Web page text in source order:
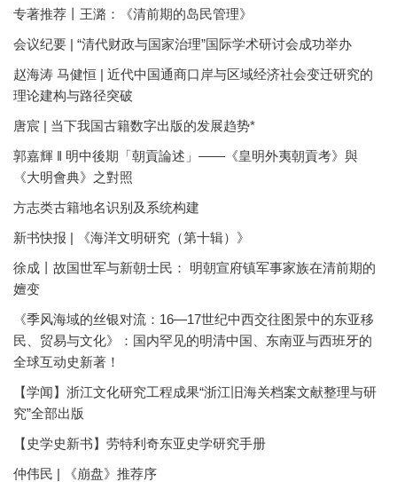
专著推荐丨王潞：《清前期的岛民管理》
会议纪要 | “清代财政与国家治理”国际学术研讨会成功举办
赵海涛 马健恒 | 近代中国通商口岸与区域经济社会变迁研究的
理论建构与路径突破
唐宸 | 当下我国古籍数字出版的发展趋势*
郭嘉輝 ‖ 明中後期「朝貢論述」——《皇明外夷朝貢考》與
《大明會典》之對照
方志类古籍地名识别及系统构建
新书快报 | 《海洋文明研究（第十辑）》
徐成丨故国世军与新朝士民： 明朝宣府镇军事家族在清前期的
嬗变
《季风海域的丝银对流：16—17世纪中西交往图景中的东亚移
民、贸易与文化》：国内罕见的明清中国、东南亚与西班牙的
全球互动史新著！
【学闻】浙江文化研究工程成果“浙江旧海关档案文献整理与研
究”全部出版
【史学史新书】劳特利奇东亚史学研究手册
仲伟民 | 《崩盘》推荐序